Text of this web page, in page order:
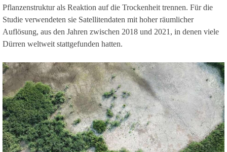
Pflanzenstruktur als Reaktion auf die Trockenheit trennen. Für die
Studie verwendeten sie Satellitendaten mit hoher räumlicher
Auflösung, aus den Jahren zwischen 2018 und 2021, in denen viele
Dürren weltweit stattgefunden hatten.